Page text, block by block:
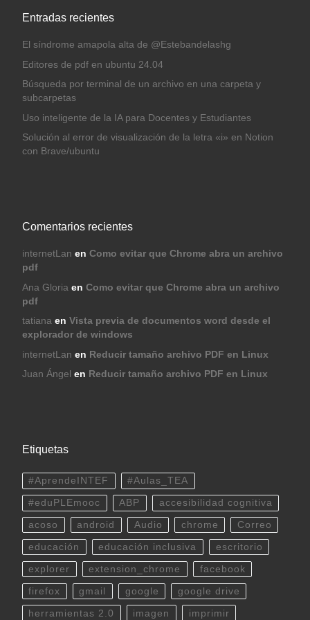
Entradas recientes
El síndrome amapola alta de @Estebandelashg
Editores de pdf en ubuntu 24.04
Búsqueda por terminal de un archivo en una carpeta y
subcarpetas
Uso inteligente de la IA para Docentes y Estudiantes
Solución al error de visualización de la letra «i» en Notion
con Brave/ubuntu
Comentarios recientes
internetLan en Como evitar que Chrome abra un archivo
pdf
Ana Gloria en Como evitar que Chrome abra un archivo
pdf
tatianaen Vista previa de documentos word desde el
explorador de windows
internetLan en Reducir tamaño archivo PDF en Linux
Juan Ángel en Reducir tamaño archivo PDF en Linux
Etiquetas
#AprendeINTEF #Aulas_TEA
#eduPLEmooc ABP accesibilidad cognitiva
acoso android Audio chrome Correo
educación educación inclusiva escritorio
explorer extension_chrome facebook
firefox gmail google google drive
herramientas 2.0 imagen imprimir